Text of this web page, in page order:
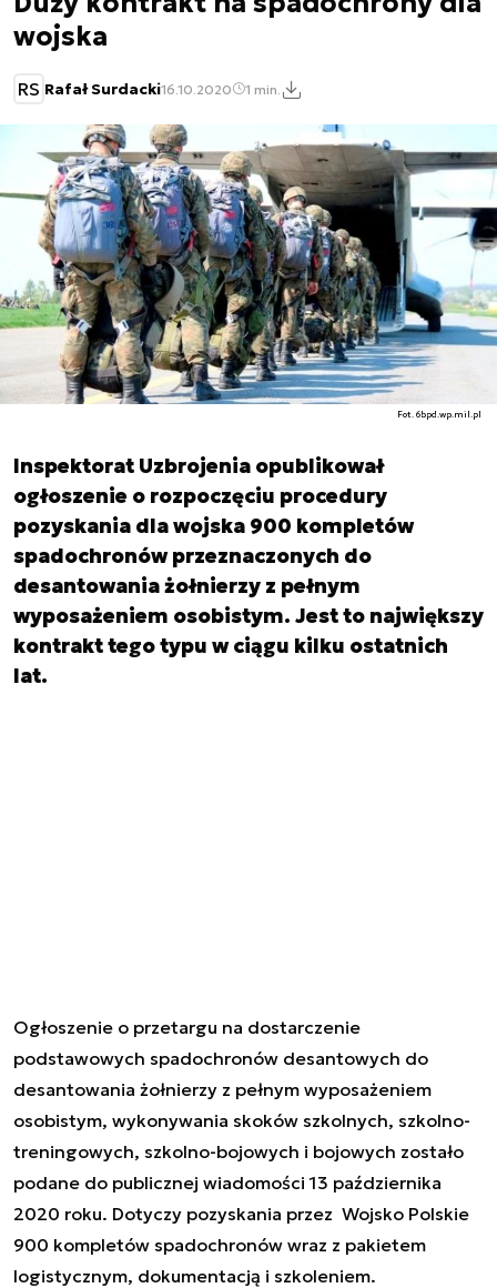
wojska
RS Rafał Surdacki16.10.2020 1 min.
Fot. 6bpd.wp.mil.pl
Inspektorat Uzbrojenia opublikował
ogłoszenie o rozpoczęciu procedury
pozyskania dla wojska 900 kompletów
spadochronów przeznaczonych do
desantowania żołnierzy z pełnym
wyposażeniem osobistym. Jest to największy
kontrakt tego typu w ciągu kilku ostatnich
lat.
Ogłoszenie o przetargu na dostarczenie
podstawowych spadochronów desantowych do
desantowania żołnierzy z pełnym wyposażeniem
osobistym, wykonywania skoków szkolnych, szkolno-
treningowych, szkolno-bojowych i bojowych zostało
podane do publicznej wiadomości 13 października
2020 roku. Dotyczy pozyskania przez Wojsko Polskie
900 kompletów spadochronów wraz z pakietem
logistycznym, dokumentacją i szkoleniem.